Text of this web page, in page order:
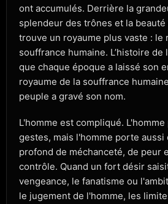
ont accumulés. Derrière la
splendeur des trônes et la
trouve un royaume plus vaste : le
souffrance humaine. L’histoire de
que chaque époque a laissé son
royaume de la souffrance
peuple a gravé son nom.
L'homme est compliqué.
gestes, mais l'homme porte aussi
profond de méchanceté, de peur
contrôle. Quand un fort désir
vengeance, le fanatisme ou
le jugement de l'homme, les